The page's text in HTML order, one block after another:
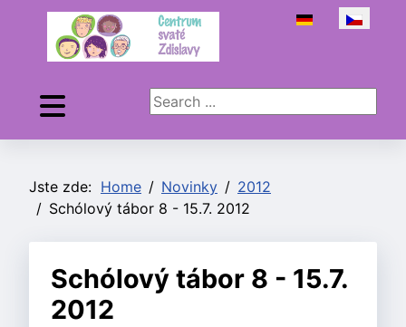
Zvolte jazyk
Search ...
Jste zde: Home Novinky
2012
Schólový tábor 8 - 15.7. 2012
Schólový tábor 8 - 15.7.
2012